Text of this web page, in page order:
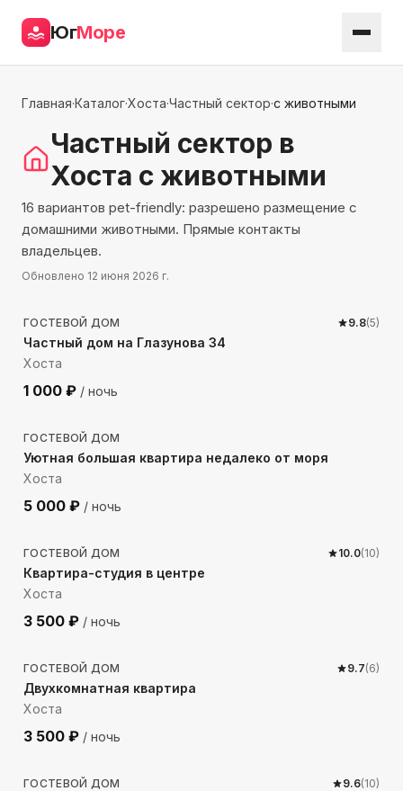
ЮгМоре
Главная·Каталог·Хоста·Частный сектор·с животными
Частный сектор в
Хоста с животными
16 вариантов pet-friendly: разрешено размещение с
домашними животными. Прямые контакты
владельцев.
Обновлено 12 июня 2026 г.
1690м до моря
ГОСТЕВОЙ ДОМ 9.8(5)
Частный дом на Глазунова 34
Хоста
1 000 ₽ / ночь
646 м до моря
ГОСТЕВОЙ ДОМ
Уютная большая квартира недалеко от моря
Хоста
5 000 ₽ / ночь
180м до моря
ГОСТЕВОЙ ДОМ 10.0(10)
Квартира-студия в центре
Хоста
3 500 ₽ / ночь
406м до моря
ГОСТЕВОЙ ДОМ 9.7(6)
Двухкомнатная квартира
Хоста
3 500 ₽ / ночь
513м до моря
ГОСТЕВОЙ ДОМ 9.6(10)